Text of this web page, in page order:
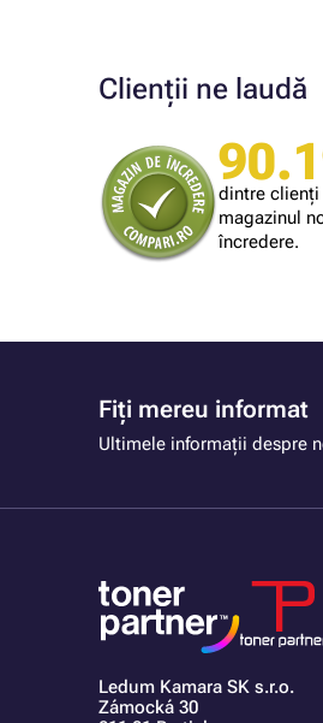
Clienții ne laudă
dintre clienți
magazinul
încredere.
Cumpărătorul
Bună. Având în
din străinătate,
pare rezonabil
Fiți mereu informat
Ultimele informații despre
Ledum Kamara SK s.r.o.
Zámocká 30